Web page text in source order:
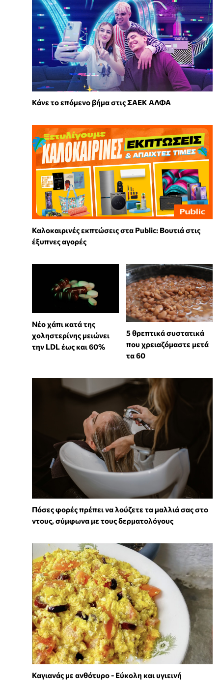
Κάνε το επόμενο βήμα στις ΣΑΕΚ ΑΛΦΑ
Καλοκαιρινές εκπτώσεις στα Public: Βουτιά στις
έξυπνες αγορές
Νέο χάπι κατά της
χοληστερίνης μειώνει
την LDL έως και 60%
5 θρεπτικά συστατικά
που χρειαζόμαστε μετά
τα 60
Πόσες φορές πρέπει να λούζετε τα μαλλιά σας στο
ντους, σύμφωνα με τους δερματολόγους
Καγιανάς με ανθότυρο - Εύκολη και υγιεινή